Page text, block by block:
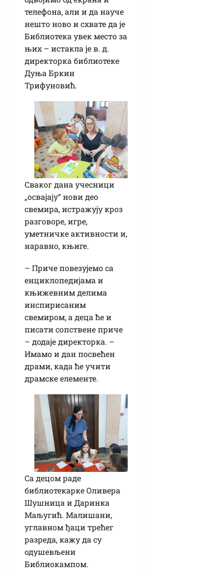
телефона, али и да науче
нешто ново и схвате да је
Библиотека увек место за
њих – истакла је в. д.
директорка библиотеке
Дуња Бркин
Трифуновић.
Сваког дана учесници
„освајају“ нови део
свемира, истражују кроз
разговоре, игре,
уметничке активности и,
наравно, књиге.
– Приче повезујемо са
енциклопедијама и
књижевним делима
инспирисаним
свемиром, а деца ће и
писати сопствене приче
– додаје директорка. –
Имамо и дан посвећен
драми, када ће учити
драмске елементе.
Са децом раде
библиотекарке Оливера
Шушница и Даринка
Маљугић. Малишани,
углавном ђаци трећег
разреда, кажу да су
одушевљени
Библиокампом.